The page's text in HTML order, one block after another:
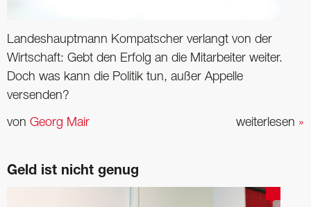
Landeshauptmann Kompatscher verlangt von der
Wirtschaft: Gebt den Erfolg an die ­Mitarbeiter weiter.
Doch was kann die Politik tun, außer Appelle
versenden?
weiterlesen »
von Georg Mair
Geld ist nicht genug